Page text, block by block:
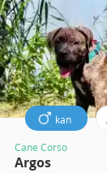
kan
Cane Corso
Argos